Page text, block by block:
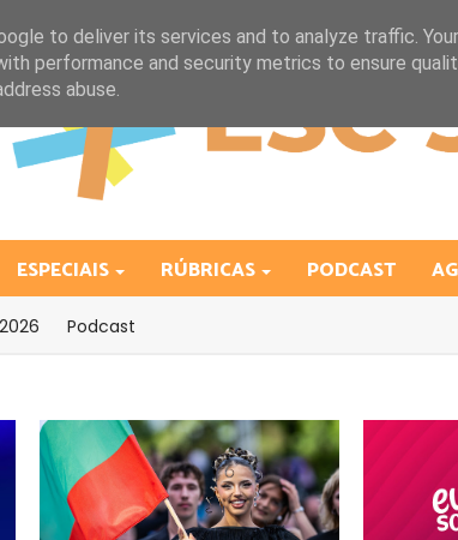
ESPECIAIS RÚBRICAS PODCAST
Podcast
to deliver its services and to analyze traffic.
performance and security metrics to ensure
abuse.